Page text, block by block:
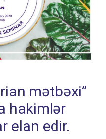
mətbəxi”
hakimlər
elan edir.